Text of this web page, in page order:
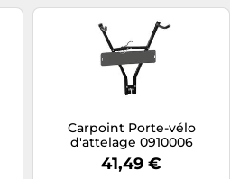
Carpoint Porte-vélo
d'attelage 0910006
41,49 €